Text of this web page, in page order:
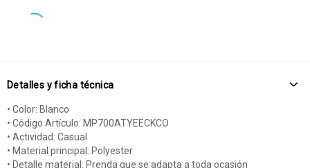
Detalles y ficha técnica
• Color: Blanco
• Código Artículo: MP700ATYEECKCO
• Actividad: Casual
• Material principal: Polyester
• Detalle material: Prenda que se adapta a toda ocasión